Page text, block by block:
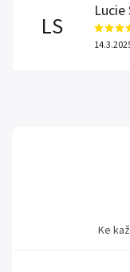
Ke
LS
Lucie